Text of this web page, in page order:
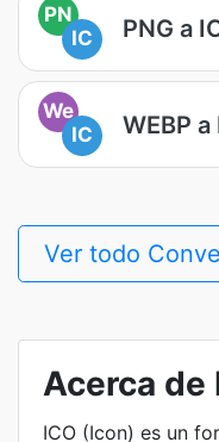
PN
IC
PNG a
We
IC
WEBP a
Ver todo
Acerca de
ICO (Icon) es un